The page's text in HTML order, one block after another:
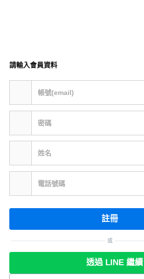
請輸入會員資料
帳號(email)
密碼
姓名
電話號碼
註冊
或
透過 LINE 繼續